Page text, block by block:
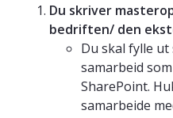
Du skriver
bedriften/ den
Du skal fylle
samarbeid
SharePoint.
samarbeide